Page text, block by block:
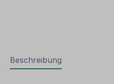
Beschreibung